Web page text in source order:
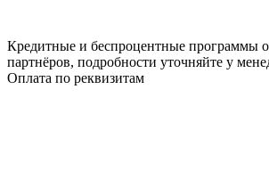
Кредитные и беспроцентные программы
партнёров, подробности уточняйте у
Оплата по реквизитам